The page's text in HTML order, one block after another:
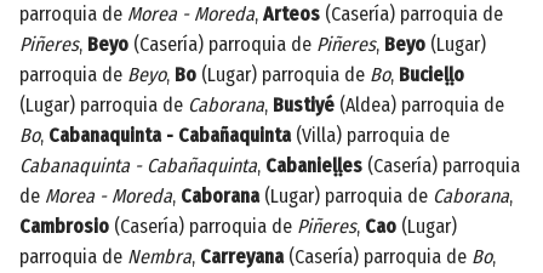
parroquia de Morea - Moreda, Arteos (Casería) parroquia de
Piñeres, Beyo (Casería) parroquia de Piñeres, Beyo (Lugar)
parroquia de Beyo, Bo (Lugar) parroquia de Bo, Bucieḷḷo
(Lugar) parroquia de Caborana, Bustiyé (Aldea) parroquia de
Bo, Cabanaquinta - Cabañaquinta(Villa) parroquia de
Cabanaquinta - Cabañaquinta, Cabanieḷḷes (Casería) parroquia
de Morea - Moreda, Caborana(Lugar) parroquia de Caborana,
Cambrosio (Casería) parroquia de Piñeres, Cao (Lugar)
parroquia de Nembra, Carreyana(Casería) parroquia de Bo,